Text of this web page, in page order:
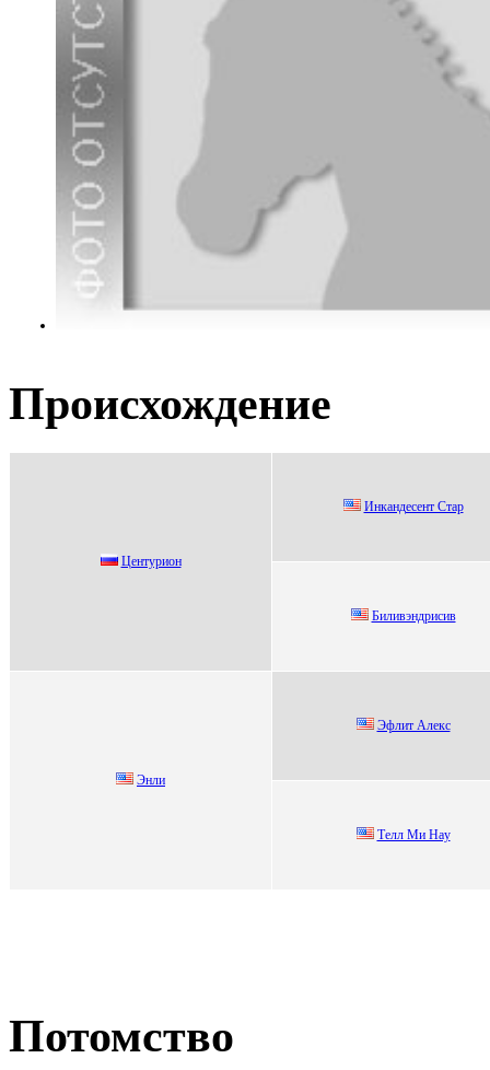
Происхождение
Центуриoн
Инкaндeсeнт Cтap
Биливэндрисив
Энли
Эфлит Aлекc
Телл Mи Haу
Потомство